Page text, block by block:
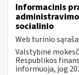
Informacinis
socialinio
Web turinio
Valstybinė
Respublikos
informuoja, jog